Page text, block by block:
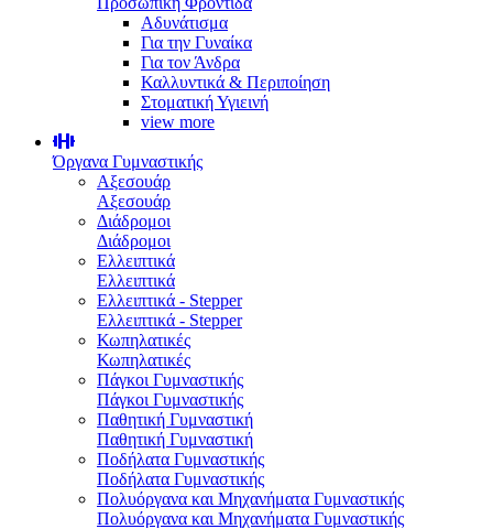
Αδυνάτισμα
Για την Γυναίκα
Για τον Άνδρα
Καλλυντικά & Περιποίηση
Στοματική Υγιεινή
view more
Όργανα Γυμναστικής
Αξεσουάρ
Αξεσουάρ
Διάδρομοι
Διάδρομοι
Ελλειπτικά
Ελλειπτικά
Ελλειπτικά - Stepper
Ελλειπτικά - Stepper
Κωπηλατικές
Κωπηλατικές
Πάγκοι Γυμναστικής
Πάγκοι Γυμναστικής
Παθητική Γυμναστική
Παθητική Γυμναστική
Ποδήλατα Γυμναστικής
Ποδήλατα Γυμναστικής
Πολυόργανα και Μηχανήματα Γυμναστικής
Πολυόργανα και Μηχανήματα Γυμναστικής